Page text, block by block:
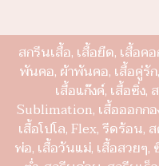
สกรีนเสื้อ, เสื้อยืด, เสื้อ
พันคอ, ผ้าพันคอ, เสื้อคู่รัก
เสื้อแก๊งค์, เสื้อซิ่ง,
Sublimation, เสื้อออกก
เสื้อโปโล, Flex, รีดร้อน,
พ่อ, เสื้อวันแม่, เสื้อสวยๆ